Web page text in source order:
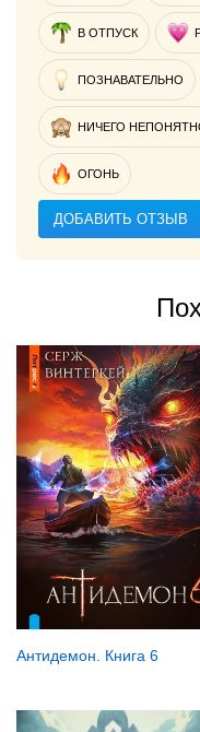
В ОТПУСК
ПОЗНАВАТЕЛЬНО
НИЧЕГО
ОГОНЬ
ДОБАВИТЬ ОТЗЫВ
Антидемон. Книга 6